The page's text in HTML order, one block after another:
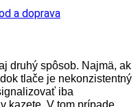
a doprava
druhý spôsob. Najmä, ak
tlače je nekonzistentný
iba